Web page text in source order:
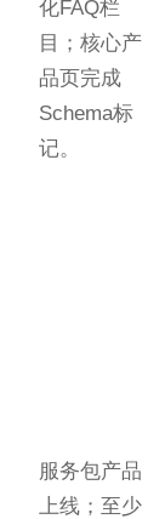
化FAQ栏
目；核心产
品页完成
Schema标
记。
服务包产品
上线；至少